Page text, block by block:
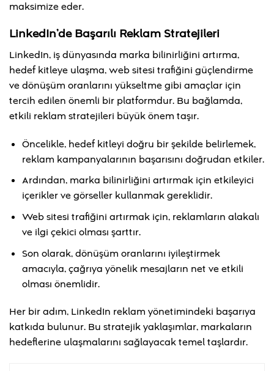
maksimize eder.
LinkedIn’de Başarılı Reklam Stratejileri
LinkedIn, iş dünyasında marka bilinirliğini artırma,
hedef kitleye ulaşma, web sitesi trafiğini güçlendirme
ve dönüşüm oranlarını yükseltme gibi amaçlar için
tercih edilen önemli bir platformdur. Bu bağlamda,
etkili reklam stratejileri büyük önem taşır.
Öncelikle, hedef kitleyi doğru bir şekilde belirlemek,
reklam kampanyalarının başarısını doğrudan etkiler.
Ardından, marka bilinirliğini artırmak için etkileyici
içerikler ve görseller kullanmak gereklidir.
Web sitesi trafiğini artırmak için, reklamların alakalı
ve ilgi çekici olması şarttır.
Son olarak, dönüşüm oranlarını iyileştirmek
amacıyla, çağrıya yönelik mesajların net ve etkili
olması önemlidir.
Her bir adım, LinkedIn reklam yönetimindeki başarıya
katkıda bulunur. Bu stratejik yaklaşımlar, markaların
hedeflerine ulaşmalarını sağlayacak temel taşlardır.